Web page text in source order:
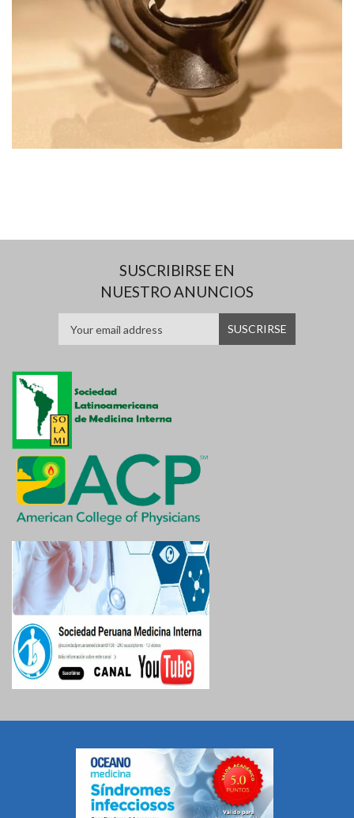
SUSCRIBIRSE EN
NUESTRO ANUNCIOS